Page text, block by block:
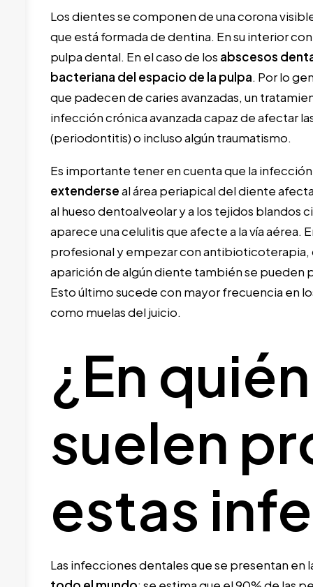
Los dientes se componen de una corona
que está formada de dentina. En su interior
pulpa dental. En el caso de los abscesos
bacteriana del espacio de la pulpa. Por lo
que padecen de caries avanzadas, un
infección crónica avanzada capaz de afectar
(periodontitis) o incluso algún traumatismo.
Es importante tener en cuenta que la
extenderseal área periapical del diente
al hueso dentoalveolar y a los tejidos blandos
aparece una celulitis que afecte a la vía aérea.
profesional y empezar con
aparición de algún diente también se pueden
Esto último sucede con mayor frecuencia en
como muelas del juicio.
¿En
suelen
estas
Las infecciones dentales que se presentan en